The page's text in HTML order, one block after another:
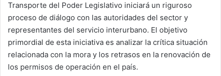
Transporte del Poder Legislativo iniciará un riguroso
proceso de diálogo con las autoridades del sector y
representantes del servicio interurbano. El objetivo
primordial de esta iniciativa es analizar la crítica situación
relacionada con la mora y los retrasos en la renovación de
los permisos de operación en el país.